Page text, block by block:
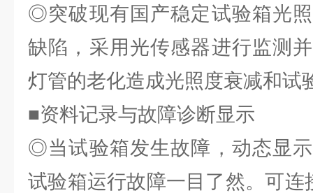
◎突破现有国产稳定试验箱光
缺陷，采用光传感器进行监测
灯管的老化造成光照度衰减和试
■资料记录与故障诊断显示
◎当试验箱发生故障，动态显
试验箱运行故障一目了然。可